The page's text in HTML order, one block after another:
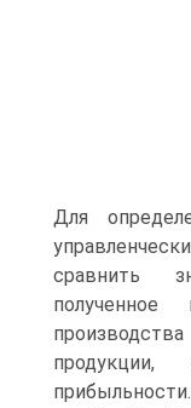
Для
сравнить
прибыльности.